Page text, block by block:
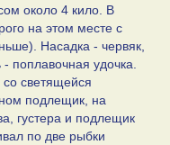
около 4 кило. В
на этом месте с
Насадка - червяк,
поплавочная удочка.
светящейся
подлещик, на
густера и подлещик
по две рыбки